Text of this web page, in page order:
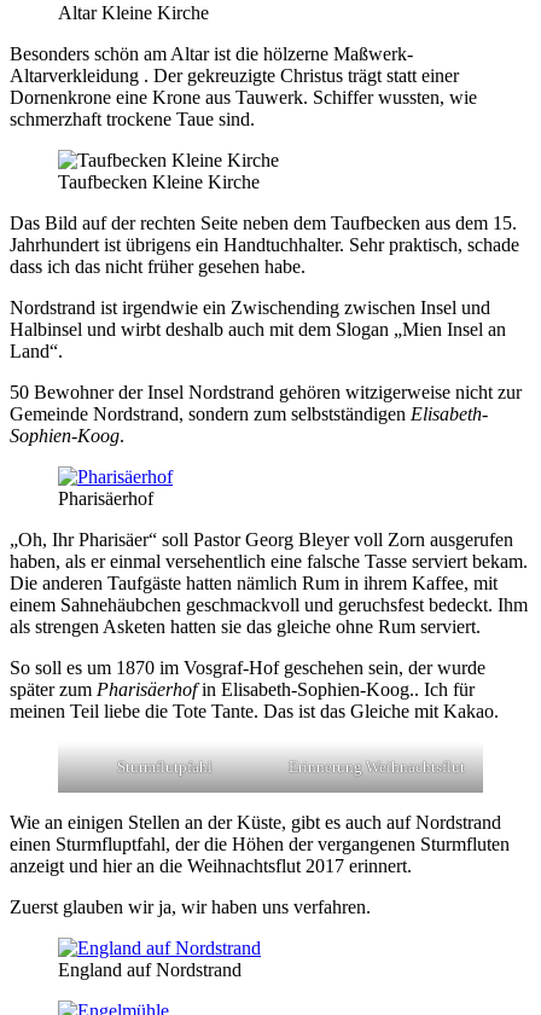
Altar Kleine Kirche
Besonders schön am Altar ist die hölzerne Maßwerk-
Altarverkleidung . Der gekreuzigte Christus trägt statt einer
Dornenkrone eine Krone aus Tauwerk. Schiffer wussten, wie
schmerzhaft trockene Taue sind.
Taufbecken Kleine Kirche
Das Bild auf der rechten Seite neben dem Taufbecken aus dem 15.
Jahrhundert ist übrigens ein Handtuchhalter. Sehr praktisch, schade
dass ich das nicht früher gesehen habe.
Nordstrand ist irgendwie ein Zwischending zwischen Insel und
Halbinsel und wirbt deshalb auch mit dem Slogan „Mien Insel an
Land“.
50 Bewohner der Insel Nordstrand gehören witzigerweise nicht zur
Gemeinde Nordstrand, sondern zum selbstständigen Elisabeth-
Sophien-Koog.
Pharisäerhof
„Oh, Ihr Pharisäer“ soll Pastor Georg Bleyer voll Zorn ausgerufen
haben, als er einmal versehentlich eine falsche Tasse serviert bekam.
Die anderen Taufgäste hatten nämlich Rum in ihrem Kaffee, mit
einem Sahnehäubchen geschmackvoll und geruchsfest bedeckt. Ihm
als strengen Asketen hatten sie das gleiche ohne Rum serviert.
So soll es um 1870 im Vosgraf-Hof geschehen sein, der wurde
später zum Pharisäerhofin Elisabeth-Sophien-Koog.. Ich für
meinen Teil liebe die Tote Tante. Das ist das Gleiche mit Kakao.
Sturmflutpfahl Erinnerung Weihnachtsflut
Wie an einigen Stellen an der Küste, gibt es auch auf Nordstrand
einen Sturmfluptfahl, der die Höhen der vergangenen Sturmfluten
anzeigt und hier an die Weihnachtsflut 2017 erinnert.
Zuerst glauben wir ja, wir haben uns verfahren.
England auf Nordstrand